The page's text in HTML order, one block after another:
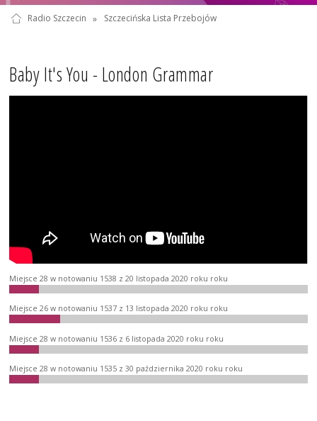
Radio Szczecin » Szczecińska Lista Przebojów
Baby It's You - London Grammar
Miejsce 28 w notowaniu 1538 z 20 listopada 2020 roku roku
Miejsce 26 w notowaniu 1537 z 13 listopada 2020 roku roku
Miejsce 28 w notowaniu 1536 z 6 listopada 2020 roku roku
Miejsce 28 w notowaniu 1535 z 30 października 2020 roku roku